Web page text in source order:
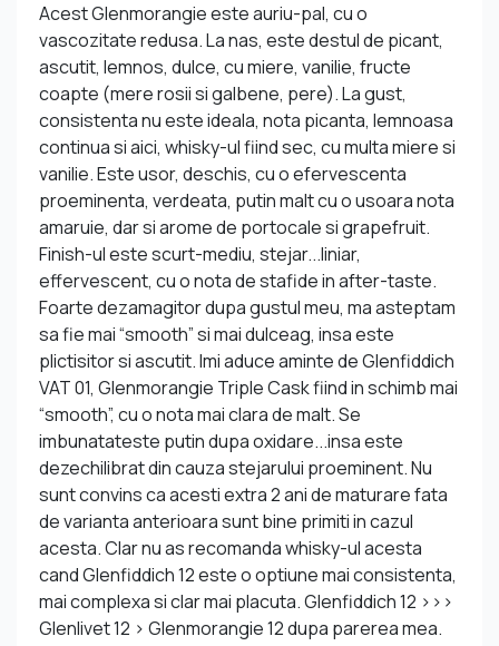
Acest Glenmorangie este auriu-pal, cu o
vascozitate redusa. La nas, este destul de picant,
ascutit, lemnos, dulce, cu miere, vanilie, fructe
coapte (mere rosii si galbene, pere). La gust,
consistenta nu este ideala, nota picanta, lemnoasa
continua si aici, whisky-ul fiind sec, cu multa miere si
vanilie. Este usor, deschis, cu o efervescenta
proeminenta, verdeata, putin malt cu o usoara nota
amaruie, dar si arome de portocale si grapefruit.
Finish-ul este scurt-mediu, stejar...liniar,
effervescent, cu o nota de stafide in after-taste.
Foarte dezamagitor dupa gustul meu, ma asteptam
sa fie mai “smooth” si mai dulceag, insa este
plictisitor si ascutit. Imi aduce aminte de Glenfiddich
VAT 01, Glenmorangie Triple Cask fiind in schimb mai
“smooth”, cu o nota mai clara de malt. Se
imbunatateste putin dupa oxidare...insa este
dezechilibrat din cauza stejarului proeminent. Nu
sunt convins ca acesti extra 2 ani de maturare fata
de varianta anterioara sunt bine primiti in cazul
acesta. Clar nu as recomanda whisky-ul acesta
cand Glenfiddich 12 este o optiune mai consistenta,
mai complexa si clar mai placuta. Glenfiddich 12 >>>
Glenlivet 12 > Glenmorangie 12 dupa parerea mea.